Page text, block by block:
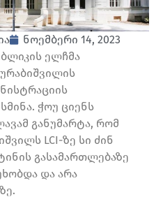
ნოემბერი 14, 2023
ელჩმა
ჭოუ ციენს
განუმარტა, რომ
LCI-ზე სი ძინ
გასამართლებაზე
და არა